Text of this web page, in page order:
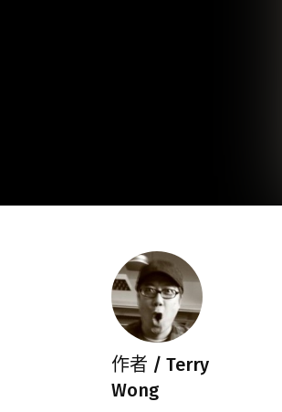
作者 / Terry
Wong